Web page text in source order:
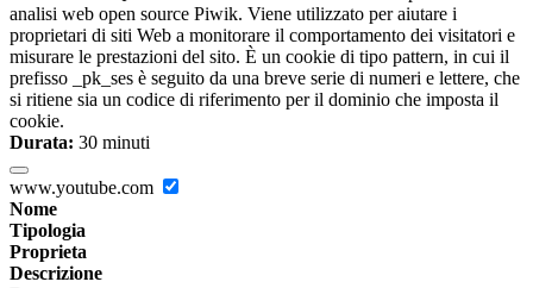
analisi web open source Piwik. Viene utilizzato per aiutare i
proprietari di siti Web a monitorare il comportamento dei visitatori e
misurare le prestazioni del sito. È un cookie di tipo pattern, in cui il
prefisso _pk_ses è seguito da una breve serie di numeri e lettere, che
si ritiene sia un codice di riferimento per il dominio che imposta il
cookie.
Durata: 30 minuti
www.youtube.com
Nome
Tipologia
Proprieta
Descrizione